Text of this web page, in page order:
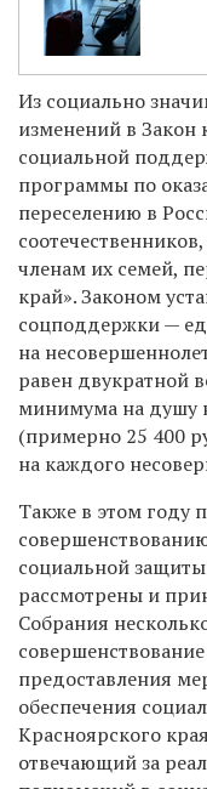
Из социально
изменений в Закон
социальной
программы по
переселению в
членам их семей,
край». Законом
соцподдержки —
на
равен двукратной
минимума на душу
(примерно 25 400
на каждого
Также в этом году
социальной
рассмотрены и
Собрания
предоставления
обеспечения
Красноярского
отвечающий за